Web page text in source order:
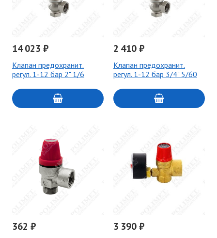
14 023 ₽
Клапан предохранит.
регул. 1-12 бар 2" 1/6
2 410 ₽
Клапан предохранит.
регул. 1-12 бар 3/4" 5/60
362 ₽ 3 390 ₽